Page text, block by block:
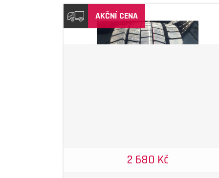
AKČNÍ CENA
2 680 Kč